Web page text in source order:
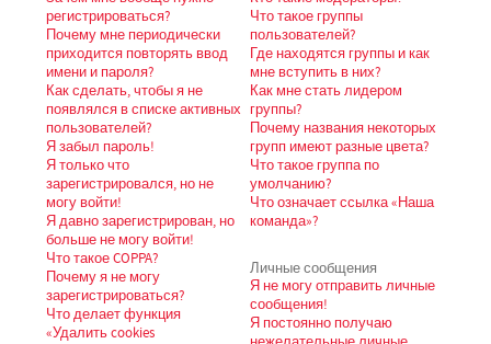
регистрироваться?
Почему мне периодически
приходится повторять ввод
имени и пароля?
Как сделать, чтобы я не
появлялся в списке активных
пользователей?
Я забыл пароль!
Я только что
зарегистрировался, но не
могу войти!
Я давно зарегистрирован, но
больше не могу войти!
Что такое COPPA?
Почему я не могу
зарегистрироваться?
Что делает функция
«Удалить cookies
Что такое группы
пользователей?
Где находятся группы и как
мне вступить в них?
Как мне стать лидером
группы?
Почему названия некоторых
групп имеют разные цвета?
Что такое группа по
умолчанию?
Что означает ссылка «Наша
команда»?
Личные сообщения
Я не могу отправить личные
сообщения!
Я постоянно получаю